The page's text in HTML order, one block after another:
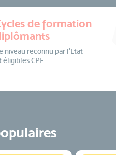
de formation
niveau reconnu par l’Etat
éligibles CPF